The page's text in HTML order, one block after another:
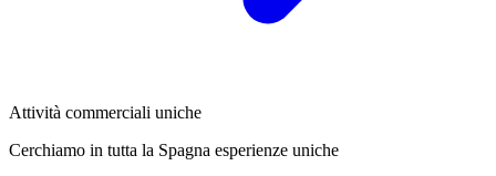
Attività commerciali uniche
Cerchiamo in tutta la Spagna esperienze uniche